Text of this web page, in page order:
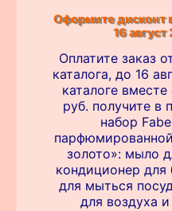
Оформите дисконт
16
Оплатите заказ
каталога, до 16
каталоге
руб. получите в
набор
золото»: мыло
кондиционер для
для мыться
для воздуха